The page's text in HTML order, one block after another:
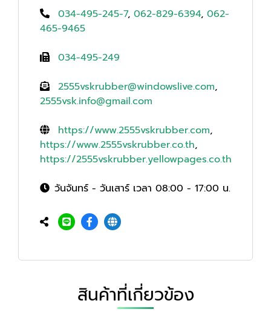
034-495-245-7, 062-829-6394, 062-
465-9465
034-495-249
2555vskrubber@windowslive.com,
2555vsk.info@gmail.com
https://www.2555vskrubber.com,
https://www.2555vskrubber.co.th,
https://2555vskrubber.yellowpages.co.th
วันจันทร์ - วันเสาร์ เวลา 08:00 - 17:00 น.
สินค้าที่เกี่ยวข้อง